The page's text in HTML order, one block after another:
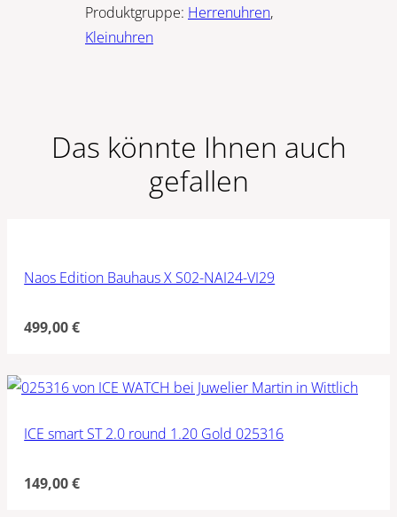
Produktgruppe: Herrenuhren,
Kleinuhren
Das könnte Ihnen auch
gefallen
Naos Edition Bauhaus X S02-NAI24-VI29
499,00€
ICE smart ST 2.0 round 1.20 Gold 025316
149,00€